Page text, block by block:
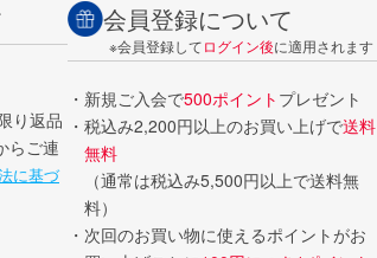
り返品
らご連
に基づ
会員登録について
※会員登録してログイン後に適用されます
・新規ご入会で500ポイント プレゼント
・税込み2,200円以上のお買い上げで送料
無料
（通常は税込み5,500円以上で送料無
料）
・次回のお買い物に使えるポイントがお